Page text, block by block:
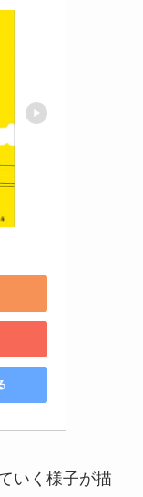
いく様子が描